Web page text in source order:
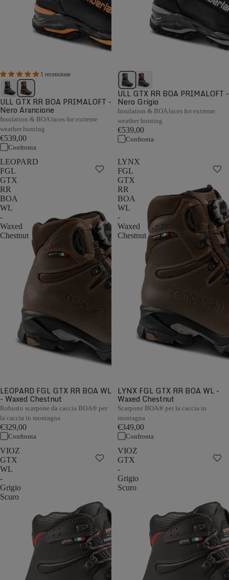
1 recensione
ULL GTX RR BOA PRIMALOFT -
Nero Arancione
Insulation & BOA laces for extreme
weather hunting
€539,00
Confronta
ULL GTX RR BOA PRIMALOFT -
Nero Grigio
Insulation & BOA laces for extreme
weather hunting
€539,00
Confronta
LEOPARD
FGL
GTX
RR
BOA
WL
-
Waxed
Chestnut
LEOPARD FGL GTX RR BOA WL
- Waxed Chestnut
Robusto scarpone da caccia BOA® per
la caccia in montagna
€329,00
Confronta
LYNX
FGL
GTX
RR
BOA
WL
-
Waxed
Chestnut
LYNX FGL GTX RR BOA WL -
Waxed Chestnut
Scarpone BOA® per la caccia in
montagna
€349,00
Confronta
VIOZ
GTX
WL
-
Grigio
Scuro
VIOZ
GTX
-
Grigio
Scuro